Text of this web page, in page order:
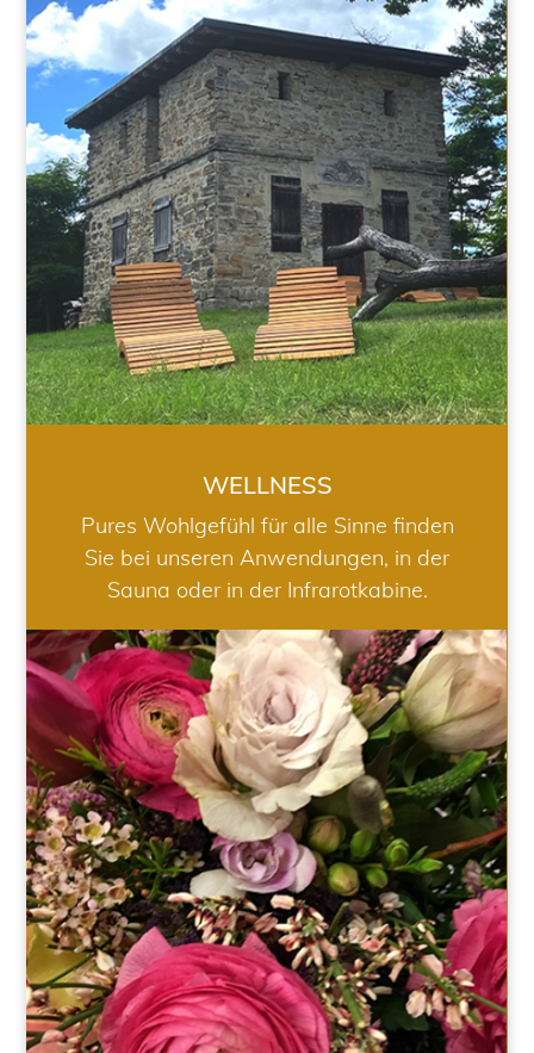
WELLNESS
WELLNESS
Pures Wohlgefühl für alle Sinne finden
Sie bei unseren Anwendungen, in der
Sauna oder in der Infrarotkabine.
HOCHZEIT